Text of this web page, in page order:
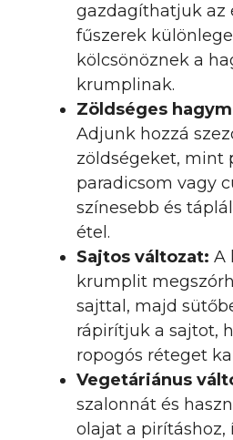
gazdagíthatjuk az
fűszerek
kölcsönöznek a
krumplinak.
Zöldséges
Adjunk hozzá
zöldségeket, mint
paradicsom vagy
színesebb és
étel.
Sajtos változat: A
krumplit
sajttal, majd
rápirítjuk a sajtot,
ropogós réteget
Vegetáriánus
szalonnát és
olajat a pirításhoz,